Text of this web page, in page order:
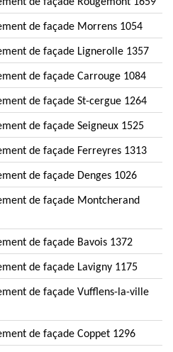
de façade Morrens 1054
de façade Lignerolle 1357
de façade Carrouge 1084
de façade St-cergue 1264
de façade Seigneux 1525
de façade Ferreyres 1313
de façade Denges 1026
de façade Montcherand
de façade Bavois 1372
de façade Lavigny 1175
de façade Vufflens-la-ville
de façade Coppet 1296